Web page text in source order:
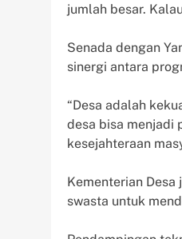
jumlah besar.
Senada dengan
sinergi antara
“Desa adalah
desa bisa menjadi
kesejahteraan
Kementerian
swasta untuk